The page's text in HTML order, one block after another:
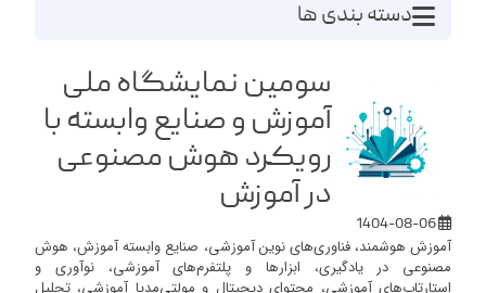
دسته بندی ها
سومین نمایشگاه ملی
آموزش و صنایع وابسته با
رویکرد هوش مصنوعی
در آموزش
آموزش هوشمند، فناوری‌های نوین آموزشی، صنایع وابسته آموزش، هوش
مصنوعی در یادگیری، ابزارها و پلتفرم‌های آموزشی، نوآوری و
استارتاپ‌های آموزشی، محتوای دیجیتال و مولتی‌مدیا آموزشی، تحلیل